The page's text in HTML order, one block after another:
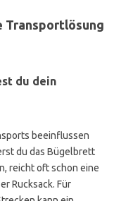
Transportlösung
du dein
beeinflussen
du das Bügelbrett
reicht oft schon eine
Rucksack. Für